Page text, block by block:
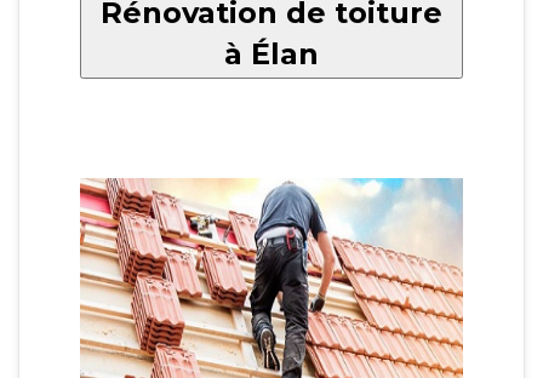
Rénovation de toiture
à Élan